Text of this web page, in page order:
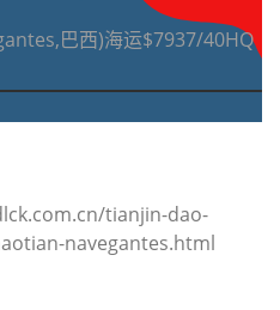
巴西)海运$7937/40HQ
tianjin-dao-
navegantes.html